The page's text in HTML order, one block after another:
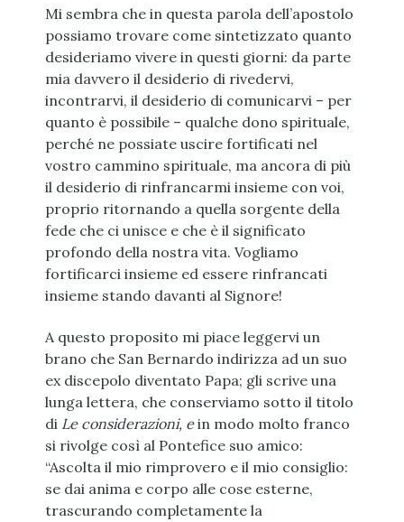
Mi sembra che in questa parola dell’apostolo
possiamo trovare come sintetizzato quanto
desideriamo vivere in questi giorni: da parte
mia davvero il desiderio di rivedervi,
incontrarvi, il desiderio di comunicarvi – per
quanto è possibile – qualche dono spirituale,
perché ne possiate uscire fortificati nel
vostro cammino spirituale, ma ancora di più
il desiderio di rinfrancarmi insieme con voi,
proprio ritornando a quella sorgente della
fede che ci unisce e che è il significato
profondo della nostra vita. Vogliamo
fortificarci insieme ed essere rinfrancati
insieme stando davanti al Signore!
A questo proposito mi piace leggervi un
brano che San Bernardo indirizza ad un suo
ex discepolo diventato Papa; gli scrive una
lunga lettera, che conserviamo sotto il titolo
di Le considerazioni, ein modo molto franco
si rivolge così al Pontefice suo amico:
“Ascolta il mio rimprovero e il mio consiglio:
se dai anima e corpo alle cose esterne,
trascurando completamente la